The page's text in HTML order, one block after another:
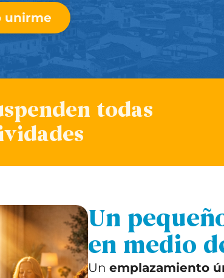
unirme
todas
Un
en medio
Un emplazamiento